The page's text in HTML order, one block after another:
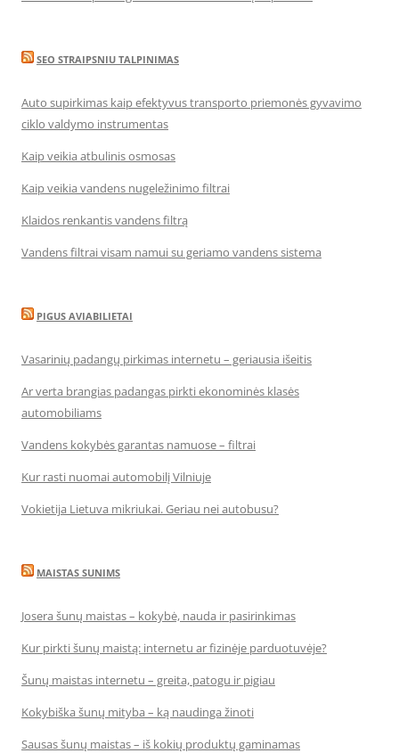
SEO STRAIPSNIU TALPINIMAS
Auto supirkimas kaip efektyvus transporto priemonės gyvavimo
ciklo valdymo instrumentas
Kaip veikia atbulinis osmosas
Kaip veikia vandens nugeležinimo filtrai
Klaidos renkantis vandens filtrą
Vandens filtrai visam namui su geriamo vandens sistema
PIGUS AVIABILIETAI
Vasarinių padangų pirkimas internetu – geriausia išeitis
Ar verta brangias padangas pirkti ekonominės klasės
automobiliams
Vandens kokybės garantas namuose – filtrai
Kur rasti nuomai automobilį Vilniuje
Vokietija Lietuva mikriukai. Geriau nei autobusu?
MAISTAS SUNIMS
Josera šunų maistas – kokybė, nauda ir pasirinkimas
Kur pirkti šunų maistą: internetu ar fizinėje parduotuvėje?
Šunų maistas internetu – greita, patogu ir pigiau
Kokybiška šunų mityba – ką naudinga žinoti
Sausas šunų maistas – iš kokių produktų gaminamas